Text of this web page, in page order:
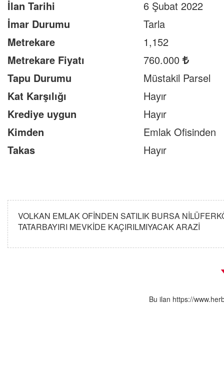
İlan Tarihi
6 Şubat 2022
İmar Durumu
Tarla
Metrekare
1,152
Metrekare Fiyatı
760.000
Tapu Durumu
Müstakil Parsel
Kat Karşılığı
Hayır
Krediye uygun
Hayır
Kimden
Emlak Ofisinden
Takas
Hayır
VOLKAN EMLAK OFİNDEN SATILIK BURSA
TATARBAYIRI MEVKİDE KAÇIRILMIYACAK ARAZİ
Bu ilan https://